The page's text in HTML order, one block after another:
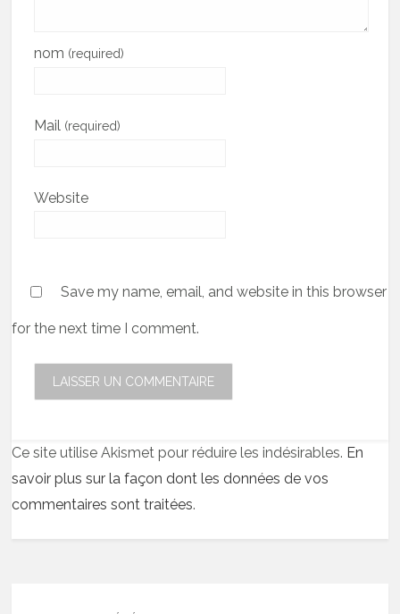
nom (required)
Mail (required)
Website
Save my name, email, and website in this browser
for the next time I comment.
Ce site utilise Akismet pour réduire les indésirables. En
savoir plus sur la façon dont les données de vos
commentaires sont traitées.